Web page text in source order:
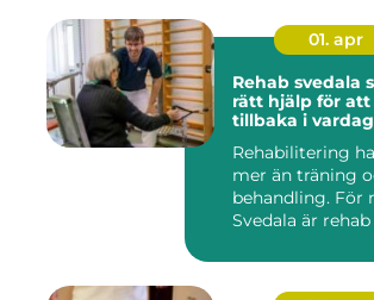
01. apr
Rehab svedala så hittar du
rätt hjälp för
tillbaka i
Rehabilitering
mer än träning
behandling. För
Svedala är